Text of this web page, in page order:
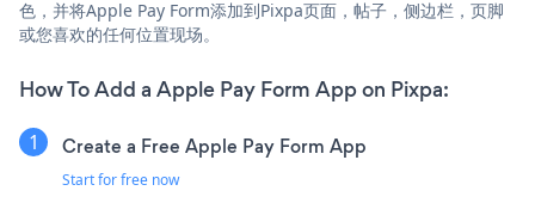
色，并将Apple Pay Form添加到Pixpa页面，帖子，侧边栏，页脚
或您喜欢的任何位置现场。
How To Add a Apple Pay Form App on Pixpa:
Create a Free Apple Pay Form App
Start for free now